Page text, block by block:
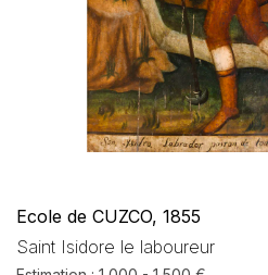
Ecole de CUZCO, 1855
Saint Isidore le laboureur